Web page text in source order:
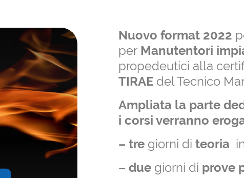
Nuovo format 2022
per Manutentori
propedeutici alla
TIRAE del Tecnico
Ampliata la parte
i corsi verranno
– tre giorni di teoria
– due giorni di prove